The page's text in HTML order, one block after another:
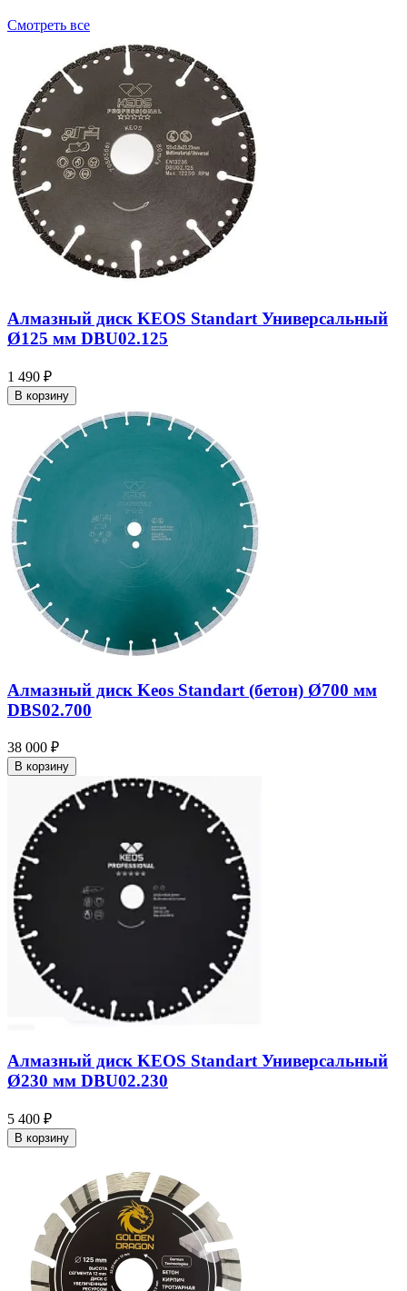
Смотреть все
Алмазный диск KEOS Standart Универсальный
Ø125 мм DBU02.125
1 490 ₽
В корзину
Алмазный диск Keos Standart (бетон) Ø700 мм
DBS02.700
38 000 ₽
В корзину
Алмазный диск KEOS Standart Универсальный
Ø230 мм DBU02.230
5 400 ₽
В корзину